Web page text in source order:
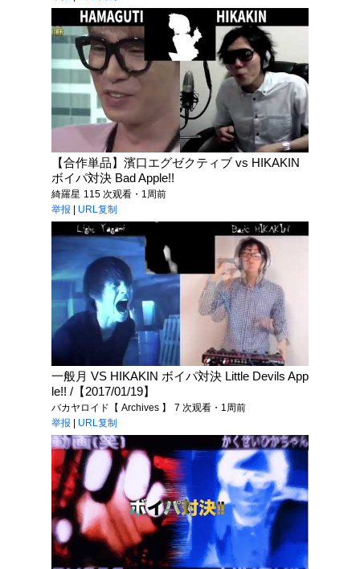
【合作単品】濱口エグゼクティブ vs HIKAKIN
ボイパ対決 Bad Apple!!
綺羅星 115 次观看・1周前
举报
URL复制
一般月 VS HIKAKIN ボイパ対決 Little Devils App
le!! /【2017/01/19】
バカヤロイド【 Archives 】
7 次观看・1周前
举报
URL复制